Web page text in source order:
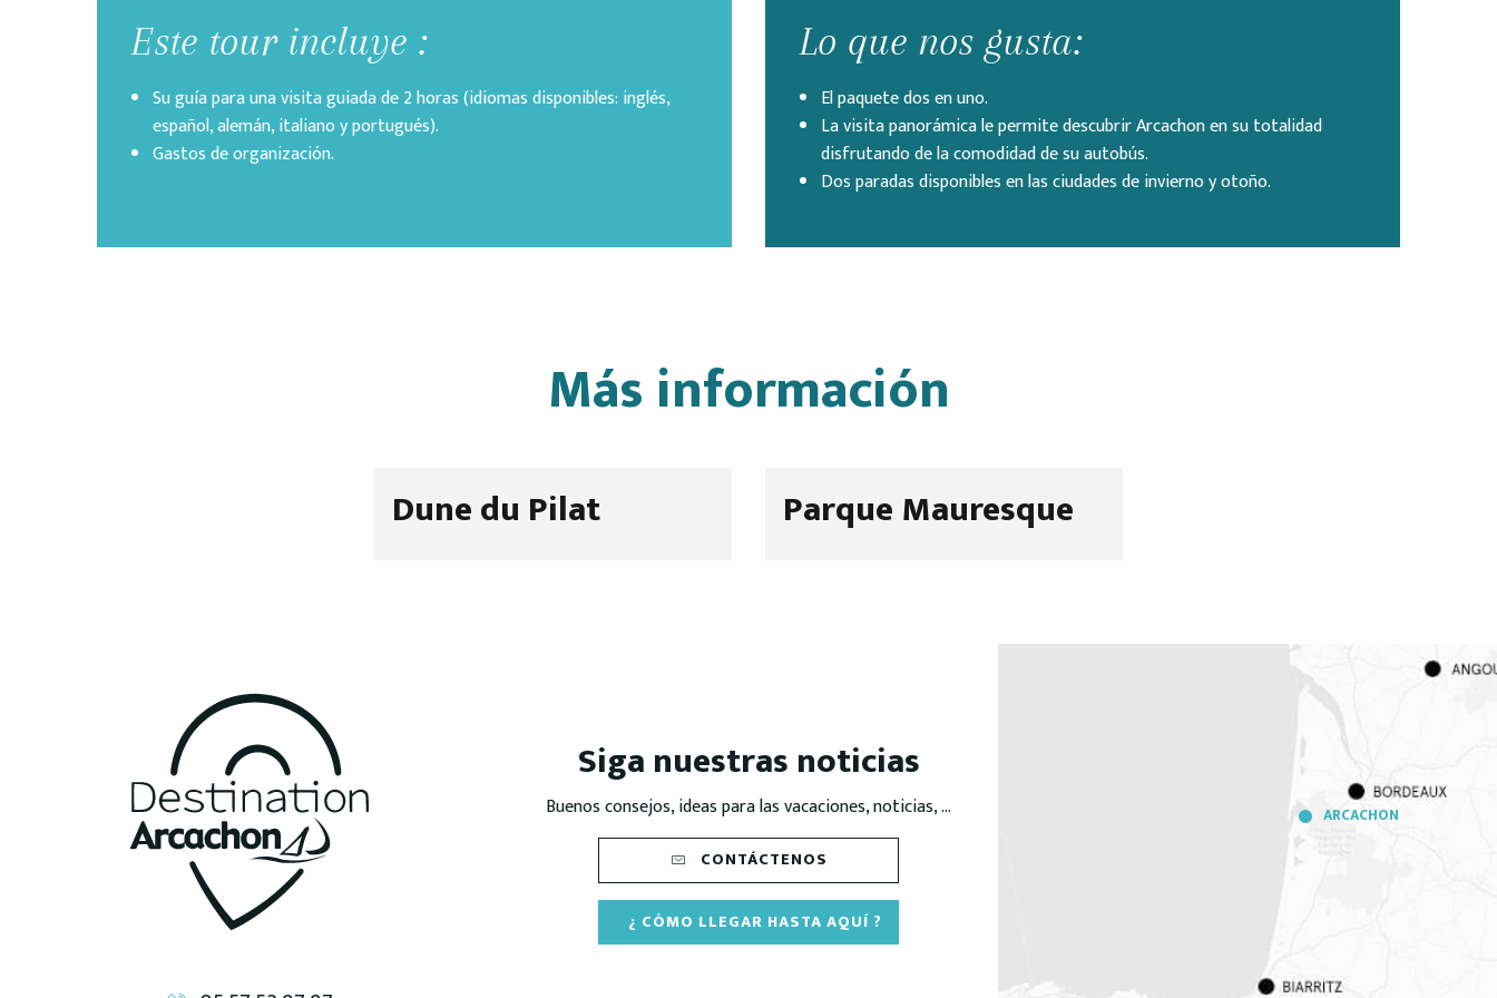
Este tour incluye :
Su guía para una visita guiada de 2 horas (idiomas disponibles: inglés,
español, alemán, italiano y portugués).
Gastos de organización.
Lo que nos gusta:
El paquete dos en uno.
La visita panorámica le permite descubrir Arcachon en su totalidad
disfrutando de la comodidad de su autobús.
Dos paradas disponibles en las ciudades de invierno y otoño.
Más información
Dune du Pilat Parque Mauresque
Siga nuestras noticias
Buenos consejos, ideas para las vacaciones, noticias, ...
CONTÁCTENOS
¿ CÓMO LLEGAR HASTA AQUÍ ?
ARCACHON